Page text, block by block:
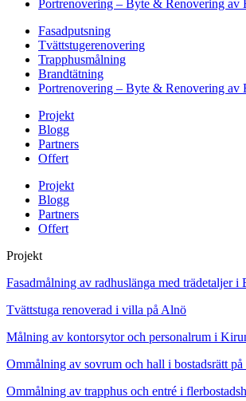
Portrenovering – Byte & Renovering av
Fasadputsning
Tvättstugerenovering
Trapphusmålning
Brandtätning
Portrenovering – Byte & Renovering av
Projekt
Blogg
Partners
Offert
Projekt
Blogg
Partners
Offert
Projekt
Fasadmålning av radhuslänga med trädetaljer i
Tvättstuga renoverad i villa på Alnö
Målning av kontorsytor och personalrum i
Ommålning av sovrum och hall i bostadsrätt på
Ommålning av trapphus och entré i